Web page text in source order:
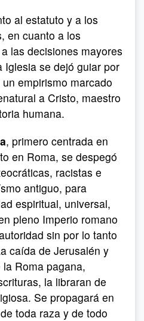
al estatuto y a los
en cuanto a los
las decisiones mayores
Iglesia se dejó guiar por
empirismo marcado
a Cristo, maestro
humana.
, primero centrada en
en Roma, se despegó
racistas e
antiguo, para
espiritual, universal,
pleno Imperio romano
sin por lo tanto
caída de Jerusalén y
Roma pagana,
la libraran de
Se propagará en
toda raza y de todo